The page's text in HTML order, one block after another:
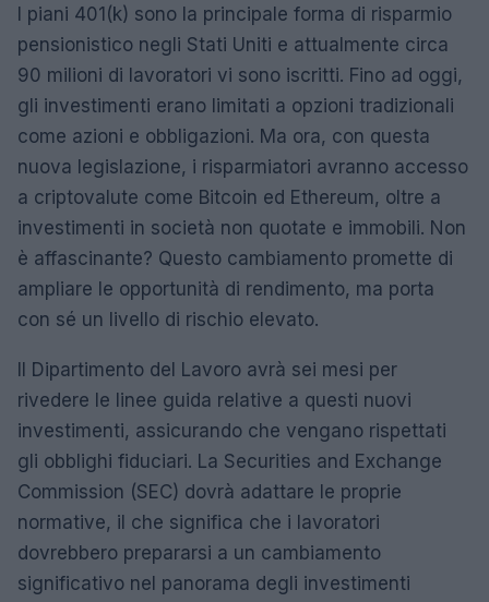
I piani 401(k) sono la principale forma di risparmio
pensionistico negli Stati Uniti e attualmente circa
90 milioni di lavoratori vi sono iscritti. Fino ad oggi,
gli investimenti erano limitati a opzioni tradizionali
come azioni e obbligazioni. Ma ora, con questa
nuova legislazione, i risparmiatori avranno accesso
a criptovalute come Bitcoin ed Ethereum, oltre a
investimenti in società non quotate e immobili. Non
è affascinante? Questo cambiamento promette di
ampliare le opportunità di rendimento, ma porta
con sé un livello di rischio elevato.
Il Dipartimento del Lavoro avrà sei mesi per
rivedere le linee guida relative a questi nuovi
investimenti, assicurando che vengano rispettati
gli obblighi fiduciari. La Securities and Exchange
Commission (SEC) dovrà adattare le proprie
normative, il che significa che i lavoratori
dovrebbero prepararsi a un cambiamento
significativo nel panorama degli investimenti